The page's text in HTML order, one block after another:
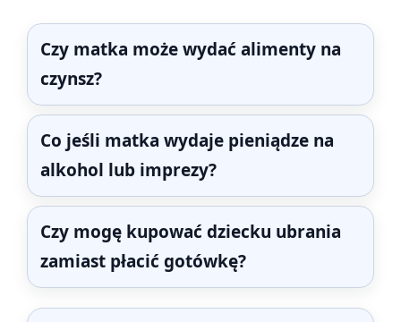
Czy matka może wydać alimenty na
czynsz?
Co jeśli matka wydaje pieniądze na
alkohol lub imprezy?
Czy mogę kupować dziecku ubrania
zamiast płacić gotówkę?